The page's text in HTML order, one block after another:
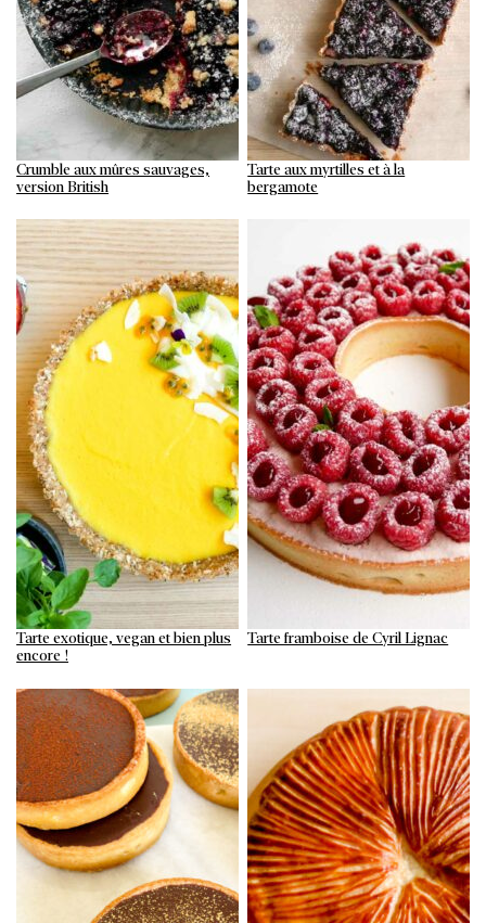
Crumble aux mûres sauvages,
version British
Tarte aux myrtilles et à la
bergamote
Tarte exotique, vegan et bien plus
encore !
Tarte framboise de Cyril Lignac